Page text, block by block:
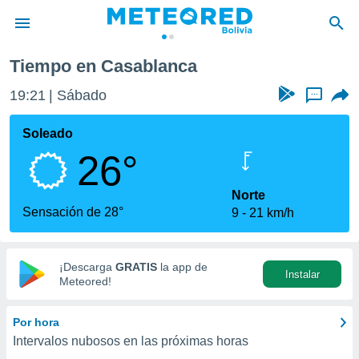
de
ha
calidad.
a este
las
y
digital
basada
Tiempo en Casablanca
19:21 Sábado ...
Soleado
26°
Sensación de 28°
Norte
9
21 km/h
¡Descarga GRATIS la app de
Meteored!
Instalar
Por hora
Intervalos nubosos en las próximas horas